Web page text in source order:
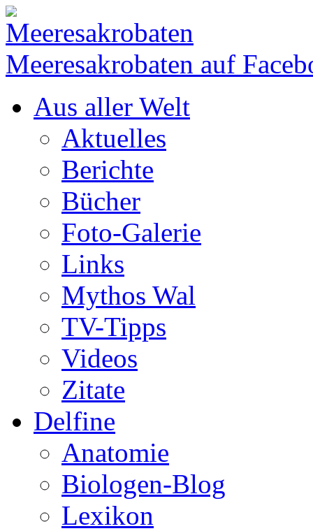
Meeresakrobaten auf
Aus aller Welt
Aktuelles
Berichte
Bücher
Foto-Galerie
Links
Mythos Wal
TV-Tipps
Videos
Zitate
Delfine
Anatomie
Biologen-Blog
Lexikon